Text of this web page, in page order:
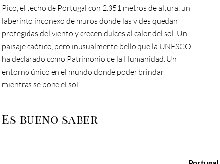
Pico, el techo de Portugal con 2.351 metros de altura, un
laberinto inconexo de muros donde las vides quedan
protegidas del viento y crecen dulces al calor del sol. Un
paisaje caótico, pero inusualmente bello que la UNESCO
ha declarado como Patrimonio de la Humanidad. Un
entorno único en el mundo donde poder brindar
mientras se pone el sol.
Es bueno saber